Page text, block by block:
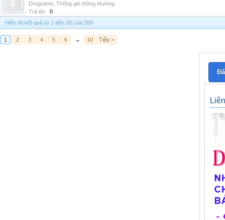
Drograms Thông gió thông thường
Trả lời:
0
Hiển thị kết quả từ 1 đến 20 của 200
1 2 3 4 5 6 → 10 Tiếp >